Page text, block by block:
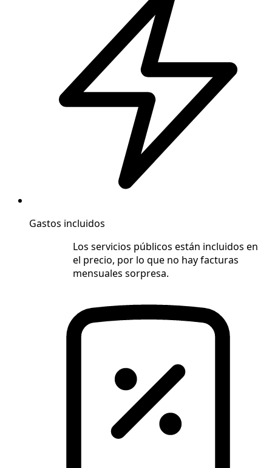
Gastos incluidos
Los servicios públicos están incluidos en
el precio, por lo que no hay facturas
mensuales sorpresa.